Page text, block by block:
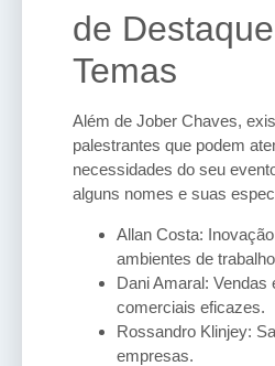
de
Temas
Além de Jober Chaves,
palestrantes que podem
necessidades do seu
alguns nomes e suas
Allan Costa:
ambientes de
Dani Amaral: Vendas
comerciais eficazes.
Rossandro Klinjey:
empresas.